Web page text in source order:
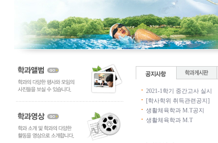
2021-1학기 중간고사 실시
[학사학위 취득관련공지]
생활체육학과 M.T공지
생활체육학과 M.T